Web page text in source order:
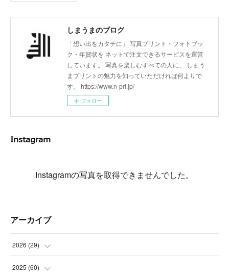
しまうまのブログ
「想い出をカタチに」 写真プリント・フォトブッ
ク・年賀状を ネットで注文できるサービスを運営
しています。 写真を楽しむすべての人に、 しまう
まプリントの魅力を知っていただければ何よりで
す。 https://www.n-pri.jp/
フォロー
Instagram
Instagramの写真を取得できませんでした。
アーカイブ
2026 (29)
(5
2025 (60)